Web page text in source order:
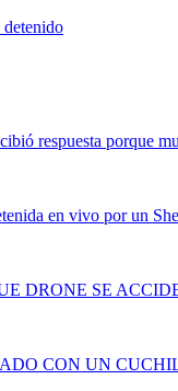
respuesta porque
en vivo por un
DRONE SE
CON UN